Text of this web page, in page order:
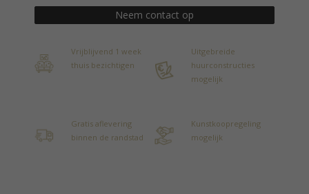
Neem contact op
Vrijblijvend 1 week
thuis bezichtigen
Uitgebreide
huurconstructies
mogelijk
Gratis aflevering
binnen de randstad
Kunstkoopregeling
mogelijk